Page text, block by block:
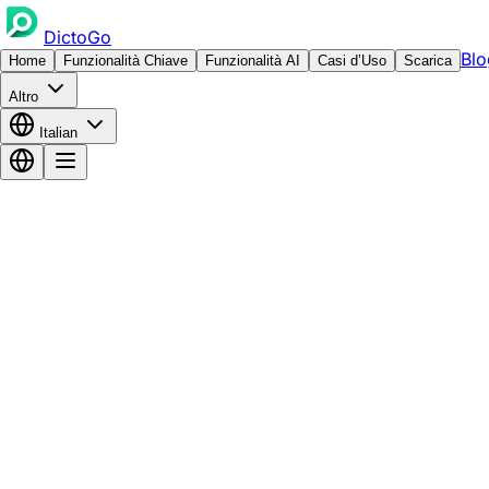
DictoGo
Home Funzionalità Chiave Funzionalità AI Casi d’Uso Scarica
Altro
Italian